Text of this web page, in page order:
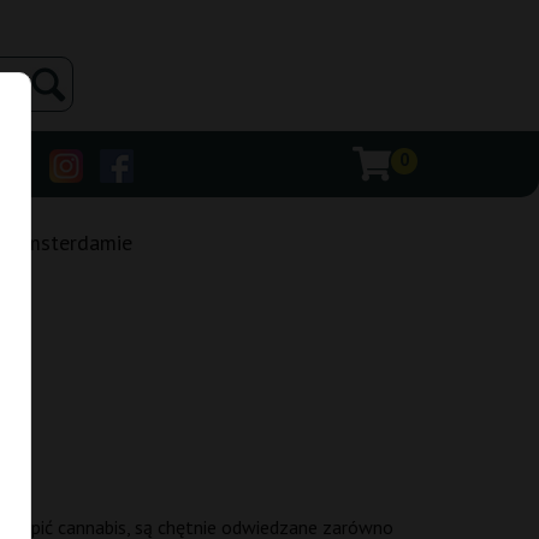
Amsterdamie
cannabis, są chętnie odwiedzane zarówno